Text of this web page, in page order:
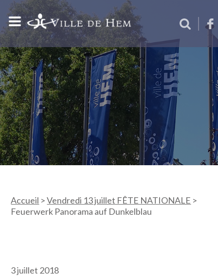
Accueil >Vendredi 13 juillet FÊTE NATIONALE >
Feuerwerk Panorama auf Dunkelblau
3 juillet 2018